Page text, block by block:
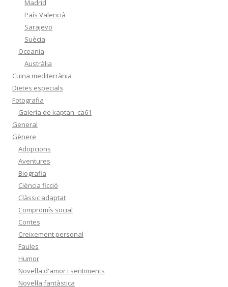
Madrid
País Valencià
Sarajevo
Suècia
Oceania
Austràlia
Cuina mediterrània
Dietes especials
Fotografia
Galería de kaptan_ca61
General
Gènere
Adopcions
Aventures
Biografia
Ciència ficció
Clàssic adaptat
Compromís social
Contes
Creixement personal
Faules
Humor
Novel·la d'amor i sentiments
Novel·la fantàstica